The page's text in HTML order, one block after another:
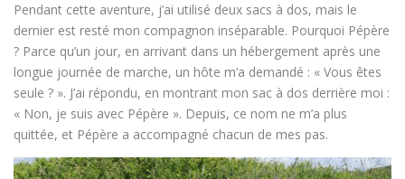
Pendant cette aventure, j’ai utilisé deux sacs à dos, mais le
dernier est resté mon compagnon inséparable. Pourquoi Pépère
? Parce qu’un jour, en arrivant dans un hébergement après une
longue journée de marche, un hôte m’a demandé : « Vous êtes
seule ? ». J’ai répondu, en montrant mon sac à dos derrière moi :
« Non, je suis avec Pépère ». Depuis, ce nom ne m’a plus
quittée, et Pépère a accompagné chacun de mes pas.